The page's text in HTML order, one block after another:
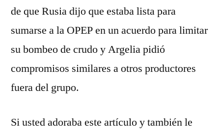
de que Rusia dijo que estaba lista para
sumarse a la OPEP en un acuerdo para limitar
su bombeo de crudo y Argelia pidió
compromisos similares a otros productores
fuera del grupo.
Si usted adoraba este artículo y también le